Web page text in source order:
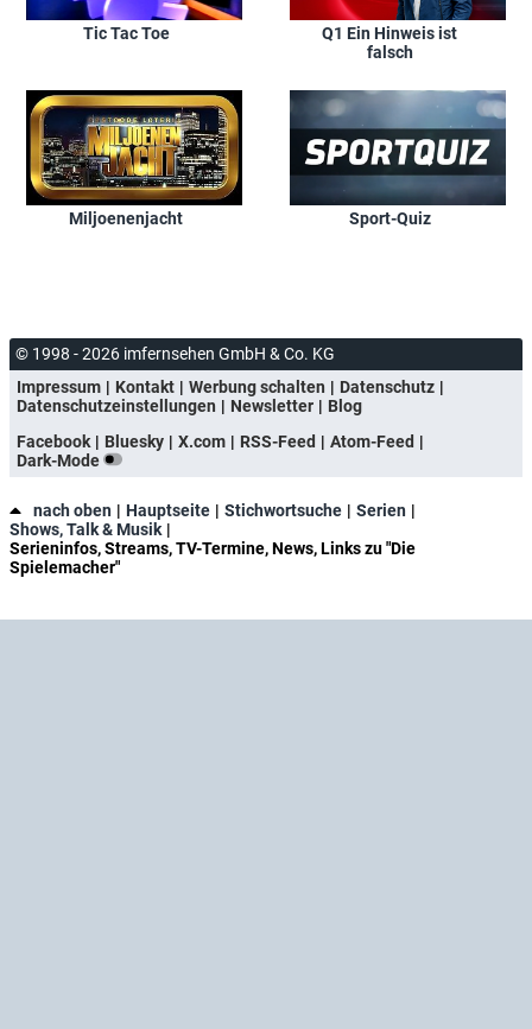
Tic Tac Toe
Q1 Ein Hinweis ist
falsch
Miljoenenjacht Sport-Quiz
© 1998 - 2026 imfernsehen GmbH & Co. KG
Impressum
Kontakt Werbung schalten
Datenschutz
Datenschutzeinstellungen
Newsletter
Blog
Facebook
Bluesky X.com RSS-Feed
Atom-Feed
Dark-Mode
nach oben Hauptseite Stichwortsuche
Serien
Shows, Talk & Musik
Serieninfos, Streams, TV-Termine, News, Links zu "Die
Spielemacher"